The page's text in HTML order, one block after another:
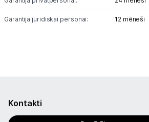
Garantija juridiskai personai: 12 mēneši
Kontakti